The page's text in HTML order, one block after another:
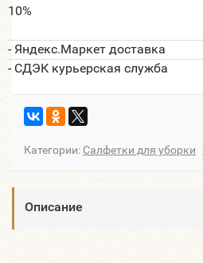
10%
- Яндекс.Маркет доставка
- СДЭК курьерская служба
Категории: Салфетки для уборки
Описание